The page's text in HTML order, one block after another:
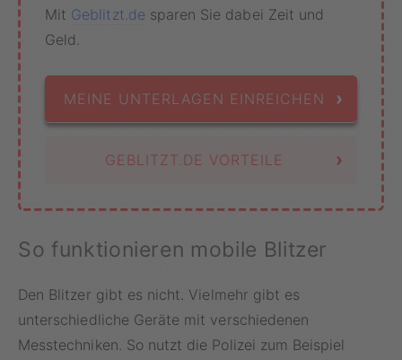
Mit Geblitzt.de sparen Sie dabei Zeit und
Geld.
MEINE UNTERLAGEN EINREICHEN ›
GEBLITZT.DE VORTEILE ›
So funktionieren mobile Blitzer
Den Blitzer gibt es nicht. Vielmehr gibt es
unterschiedliche Geräte mit verschiedenen
Messtechniken. So nutzt die Polizei zum Beispiel